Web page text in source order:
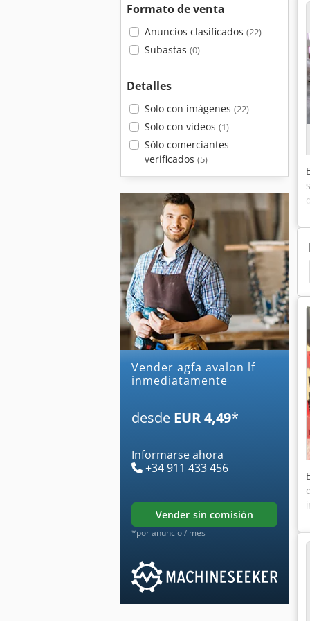
Formato de venta
Anuncios clasificados (22)
Subastas (0)
Detalles
Solo con imágenes (22)
Solo con videos (1)
Sólo comerciantes
verificados (5)
Vender agfa avalon lf
inmediatamente
desde EUR 4,49*
Informarse ahora
+34 911 433 456
vender sin comisión
*por anuncio / mes
Impresion Digital Minolta